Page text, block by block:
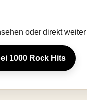
oder direkt weiter
1000 Rock Hits